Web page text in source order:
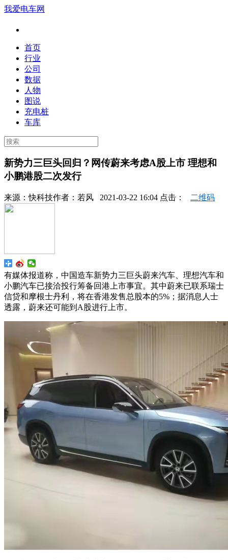
我爱电车网
首页
行业
公司
数据
人物
图说
充电桩
车库
新势力三巨头回归？网传蔚来考虑A股上市 理想和
小鹏港股二次发行
来源：快科技作者： 若风 2021-03-22 16:04 点击： 二维码
有媒体报道称，中国造车新势力三巨头蔚来汽车、理想汽车和
小鹏汽车已接洽投行筹备回港上市事宜。其中蔚来已联系瑞士
信贷和摩根士丹利，将在香港发售总股本的5%；据消息人士
透露，蔚来还可能到A股进行上市。